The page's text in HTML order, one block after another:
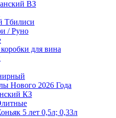
ВЗ
Тбилиси
/ Руно
для вина
Нового 2026 Года
КЗ
5 лет 0,5л; 0,33л